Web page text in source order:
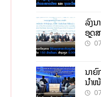
ລົງນ
ອຸດສ
ເປົ້າ
ນາ
ນຳໜ້
ທຶນສ